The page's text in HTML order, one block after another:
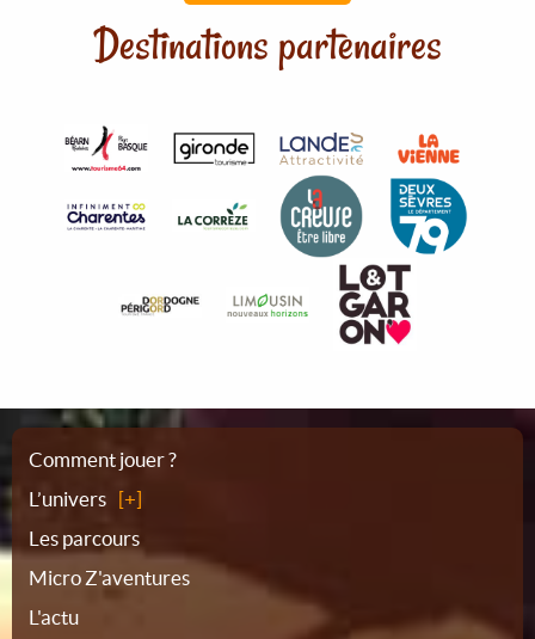
Destinations partenaires
Plan
du
site
Comment jouer ?
L’univers
Les parcours
Micro Z'aventures
L'actu